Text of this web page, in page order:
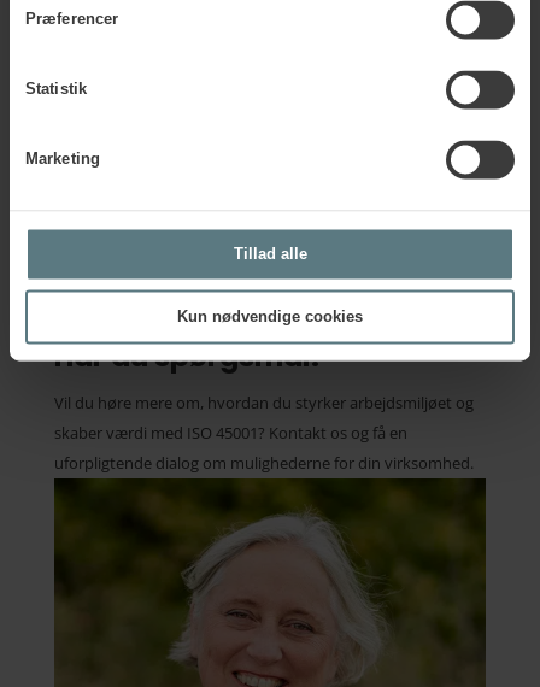
Præferencer
Statistik
Marketing
Tillad alle
Kun nødvendige cookies
Har du spørgsmål?
Vil du høre mere om, hvordan du styrker arbejdsmiljøet og
skaber værdi med ISO 45001? Kontakt os og få en
uforpligtende dialog om mulighederne for din virksomhed.